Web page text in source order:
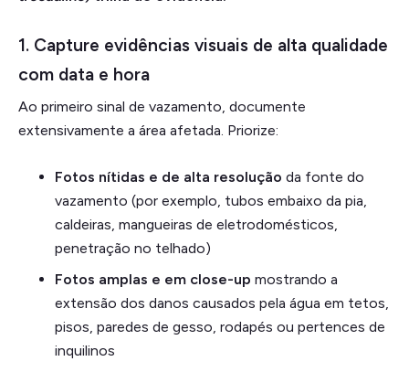
1. Capture evidências visuais de alta qualidade
com data e hora
Ao primeiro sinal de vazamento, documente
extensivamente a área afetada. Priorize:
Fotos nítidas e de alta resolução da fonte do
vazamento (por exemplo, tubos embaixo da pia,
caldeiras, mangueiras de eletrodomésticos,
penetração no telhado)
Fotos amplas e em close-up mostrando a
extensão dos danos causados pela água em tetos,
pisos, paredes de gesso, rodapés ou pertences de
inquilinos